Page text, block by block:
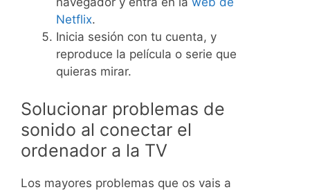
Netflix.
Inicia sesión con tu cuenta, y
reproduce la película o serie que
quieras mirar.
Solucionar problemas de
sonido al conectar el
ordenador a la TV
Los mayores problemas que os vais a